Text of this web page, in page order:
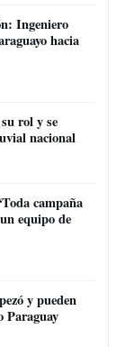
Ingeniero
hacia
rol y se
nacional
campaña
equipo de
y pueden
Paraguay